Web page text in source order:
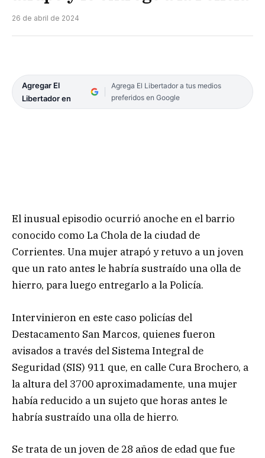
26 de abril de 2024
Agregar El
Libertador en
Agrega El Libertador a tus medios
preferidos en Google
El inusual episodio ocurrió anoche en el barrio
conocido como La Chola de la ciudad de
Corrientes. Una mujer atrapó y retuvo a un joven
que un rato antes le habría sustraído una olla de
hierro, para luego entregarlo a la Policía.
Intervinieron en este caso policías del
Destacamento San Marcos, quienes fueron
avisados a través del Sistema Integral de
Seguridad (SIS) 911 que, en calle Cura Brochero, a
la altura del 3700 aproximadamente, una mujer
había reducido a un sujeto que horas antes le
habría sustraído una olla de hierro.
Se trata de un joven de 28 años de edad que fue